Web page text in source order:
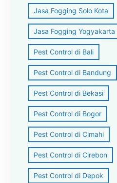
Jasa Fogging Solo Kota
Jasa Fogging Yogyakarta
Pest Control di Bali
Pest Control di Bandung
Pest Control di Bekasi
Pest Control di Bogor
Pest Control di Cimahi
Pest Control di Cirebon
Pest Control di Depok